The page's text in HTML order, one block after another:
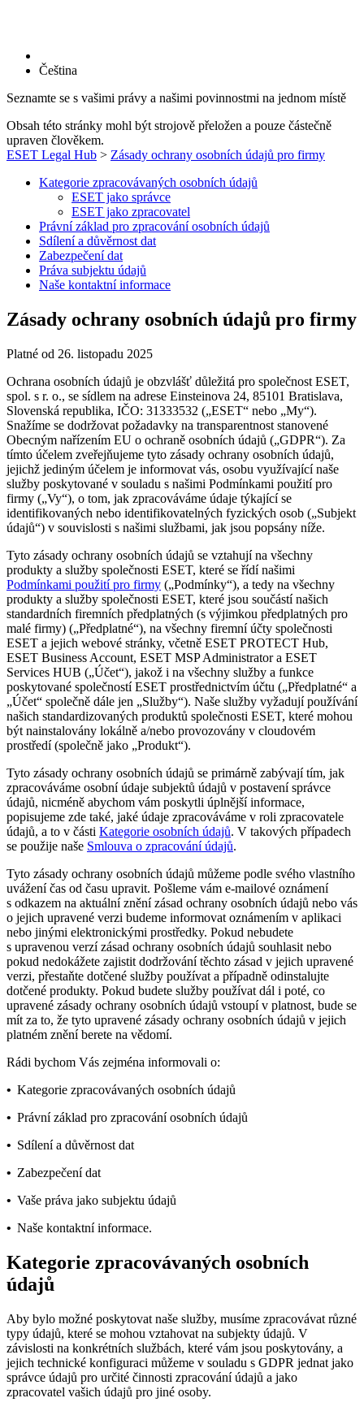
Čeština
Seznamte se s vašimi právy a našimi povinnostmi na jednom místě
Obsah této stránky mohl být strojově přeložen a pouze částečně
upraven člověkem.
ESET Legal Hub > Zásady ochrany osobních údajů pro firmy
Kategorie zpracovávaných osobních údajů
ESET jako správce
ESET jako zpracovatel
Právní základ pro zpracování osobních údajů
Sdílení a důvěrnost dat
Zabezpečení dat
Práva subjektu údajů
Naše kontaktní informace
Zásady ochrany osobních údajů pro firmy
Platné od 26. listopadu 2025
Ochrana osobních údajů je obzvlášť důležitá pro společnost ESET,
spol. s r. o., se sídlem na adrese Einsteinova 24, 85101 Bratislava,
Slovenská republika, IČO: 31333532 („ESET“ nebo „My“).
Snažíme se dodržovat požadavky na transparentnost stanovené
Obecným nařízením EU o ochraně osobních údajů („GDPR“). Za
tímto účelem zveřejňujeme tyto zásady ochrany osobních údajů,
jejichž jediným účelem je informovat vás, osobu využívající naše
služby poskytované v souladu s našimi Podmínkami použití pro
firmy („Vy“), o tom, jak zpracováváme údaje týkající se
identifikovaných nebo identifikovatelných fyzických osob („Subjekt
údajů“) v souvislosti s našimi službami, jak jsou popsány níže.
Tyto zásady ochrany osobních údajů se vztahují na všechny
produkty a služby společnosti ESET, které se řídí našimi
Podmínkami použití pro firmy („Podmínky“), a tedy na všechny
produkty a služby společnosti ESET, které jsou součástí našich
standardních firemních předplatných (s výjimkou předplatných pro
malé firmy) („Předplatné“), na všechny firemní účty společnosti
ESET a jejich webové stránky, včetně ESET PROTECT Hub,
ESET Business Account, ESET MSP Administrator a ESET
Services HUB („Účet“), jakož i na všechny služby a funkce
poskytované společností ESET prostřednictvím účtu („Předplatné“ a
„Účet“ společně dále jen „Služby“). Naše služby vyžadují používání
našich standardizovaných produktů společnosti ESET, které mohou
být nainstalovány lokálně a/nebo provozovány v cloudovém
prostředí (společně jako „Produkt“).
Tyto zásady ochrany osobních údajů se primárně zabývají tím, jak
zpracováváme osobní údaje subjektů údajů v postavení správce
údajů, nicméně abychom vám poskytli úplnější informace,
popisujeme zde také, jaké údaje zpracováváme v roli zpracovatele
údajů, a to v části Kategorie osobních údajů. V takových případech
se použije naše Smlouva o zpracování údajů.
Tyto zásady ochrany osobních údajů můžeme podle svého vlastního
uvážení čas od času upravit. Pošleme vám e-mailové oznámení
s odkazem na aktuální znění zásad ochrany osobních údajů nebo vás
o jejich upravené verzi budeme informovat oznámením v aplikaci
nebo jinými elektronickými prostředky. Pokud nebudete
s upravenou verzí zásad ochrany osobních údajů souhlasit nebo
pokud nedokážete zajistit dodržování těchto zásad v jejich upravené
verzi, přestaňte dotčené služby používat a případně odinstalujte
dotčené produkty. Pokud budete služby používat dál i poté, co
upravené zásady ochrany osobních údajů vstoupí v platnost, bude se
mít za to, že tyto upravené zásady ochrany osobních údajů v jejich
platném znění berete na vědomí.
Rádi bychom Vás zejména informovali o:
• Kategorie zpracovávaných osobních údajů
• Právní základ pro zpracování osobních údajů
• Sdílení a důvěrnost dat
• Zabezpečení dat
• Vaše práva jako subjektu údajů
• Naše kontaktní informace.
Kategorie zpracovávaných osobních
údajů
Aby bylo možné poskytovat naše služby, musíme zpracovávat různé
typy údajů, které se mohou vztahovat na subjekty údajů. V
závislosti na konkrétních službách, které vám jsou poskytovány, a
jejich technické konfiguraci můžeme v souladu s GDPR jednat jako
správce údajů pro určité činnosti zpracování údajů a jako
zpracovatel vašich údajů pro jiné osoby.